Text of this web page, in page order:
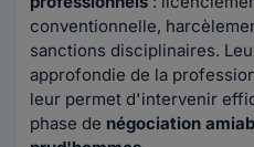
conventionnelle,
sanctions disciplinaires.
approfondie de la
leur permet d'intervenir
phase de négociation